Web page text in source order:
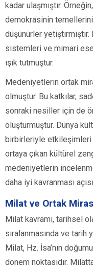
kadar ulaşmıştır.
demokrasinin
düşünürler yetiştirmiştir.
sistemleri ve mimari
ışık tutmuştur.
Medeniyetlerin ortak
olmuştur. Bu katkılar,
sonraki nesiller için de
oluşturmuştur. Dünya
birbirleriyle
ortaya çıkan kültürel
medeniyetlerin
daha iyi kavranması
Milat ve Ortak Miras
Milat kavramı, tarihsel
sıralanmasında ve tarih
Milat, Hz. İsa’nın
dönem noktasıdır.